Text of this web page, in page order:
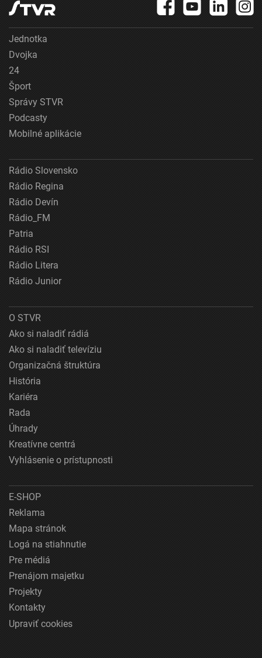
Jednotka
Dvojka
24
Šport
Správy STVR
Podcasty
Mobilné aplikácie
Rádio Slovensko
Rádio Regina
Rádio Devín
Rádio_FM
Patria
Rádio RSI
Rádio Litera
Rádio Junior
O STVR
Ako si naladiť rádiá
Ako si naladiť televíziu
Organizačná štruktúra
História
Kariéra
Rada
Úhrady
Kreatívne centrá
Vyhlásenie o prístupnosti
E-SHOP
Reklama
Mapa stránok
Logá na stiahnutie
Pre médiá
Prenájom majetku
Projekty
Kontakty
Upraviť cookies